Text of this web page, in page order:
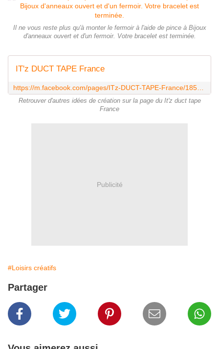
Il ne vous reste plus qu'à monter le fermoir à l'aide de pince à Bijoux
d'anneaux ouvert et d'un fermoir. Votre bracelet est terminée.
IT'z DUCT TAPE France
Retrouver d'autres idées de création sur la page du It'z duct tape
France
Publicité
#Loisirs créatifs
Partager